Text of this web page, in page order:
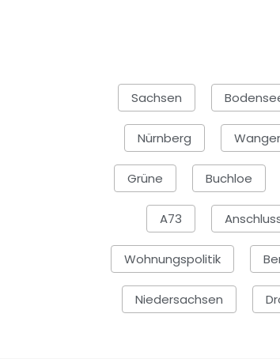
Sachsen
Nürnberg
Grüne Buchloe
A73
Wohnungspolitik
Niedersachsen